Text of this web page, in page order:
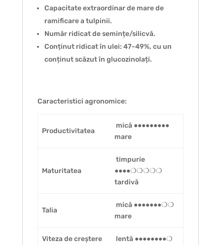
Capacitate extraordinar de mare de
ramificare a tulpinii.
Număr ridicat de semințe/silicvă.
Conținut ridicat în ulei: 47-49%, cu un
conținut scăzut în glucozinolați.
Caracteristici agronomice:
Productivitatea
mică ●●●●●●●●●
mare
Maturitatea
timpurie
●●●●❍❍❍❍❍
tardivă
Talia
mică ●●●●●●●❍❍
mare
Viteza de creștere
lentă ●●●●●●●●❍